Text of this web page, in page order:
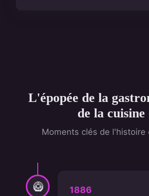
L'épopée de la
de la cuisine
Moments clés de l'histoire
🥝 1886